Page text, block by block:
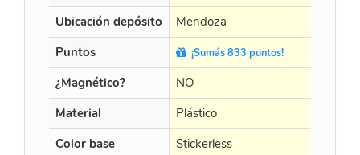
Ubicación depósito
Mendoza
Puntos
¡Sumás 833 puntos!
¿Magnético? NO
Material
Plástico
Color base
Stickerless